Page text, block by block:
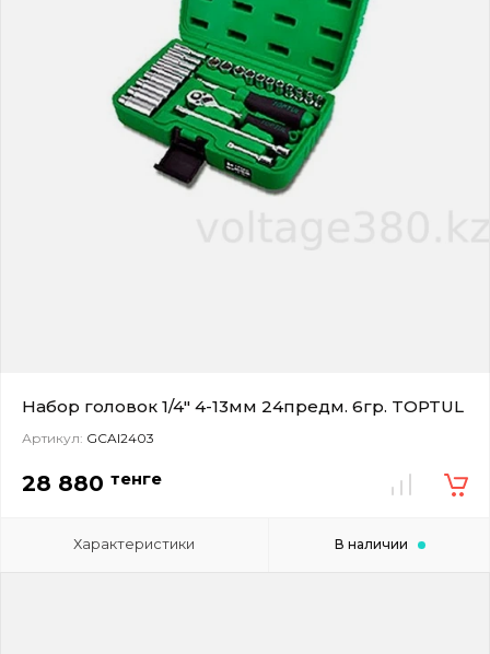
Набор головок 1/4" 4-13мм 24предм. 6гр. TOPTUL
Артикул: GCAI2403
28 880 тенге
Характеристики В наличии